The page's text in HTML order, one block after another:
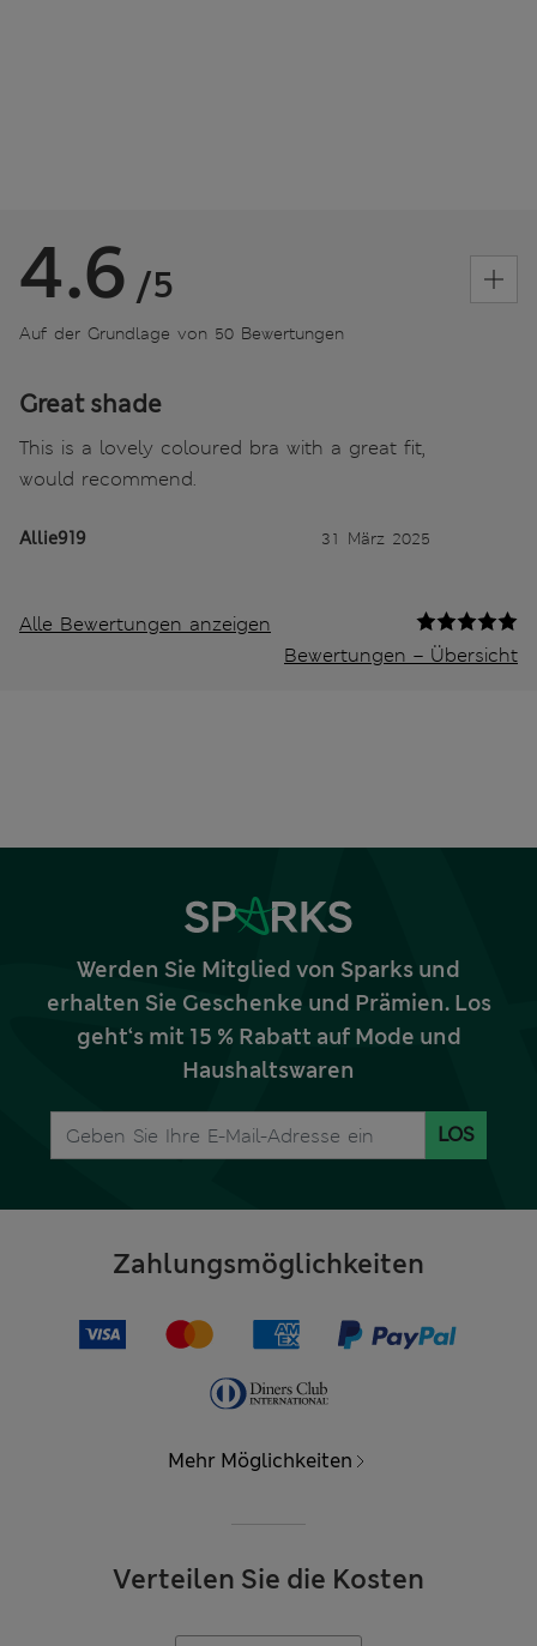
4.6 /5
Auf der Grundlage von 50 Bewertungen
Great shade
This is a lovely coloured bra with a great fit,
would recommend.
Allie919 31 März 2025
Alle Bewertungen anzeigen
Bewertungen – Übersicht
Werden Sie Mitglied von Sparks und
erhalten Sie Geschenke und Prämien. Los
geht‘s mit 15 % Rabatt auf Mode und
Haushaltswaren
LOS
Zahlungsmöglichkeiten
Mehr Möglichkeiten
Verteilen Sie die Kosten